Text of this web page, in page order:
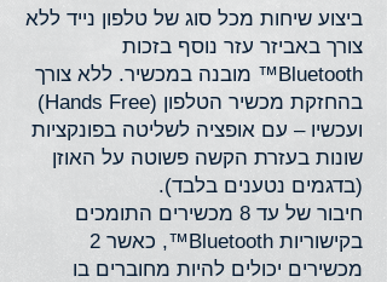
ביצוע שיחות מכל סוג של טלפון נייד ללא
צורך באביזר עזר נוסף בזכות
Bluetooth™ מובנה במכשיר. ללא צורך
בהחזקת מכשיר הטלפון (Hands Free)
ועכשיו – עם אופציה לשליטה בפונקציות
שונות בעזרת הקשה פשוטה על האוזן
(בדגמים נטענים בלבד).
חיבור של עד 8 מכשירים התומכים
בקישוריות Bluetooth™, כאשר 2
מכשירים יכולים להיות מחוברים בו